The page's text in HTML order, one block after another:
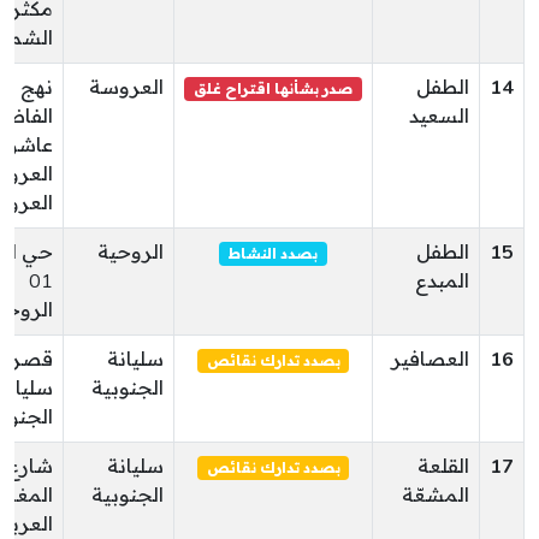
مكثر
14
الطفل
السعيد
صدر بشأنها اقتراح غلق العروسة
نهج
15
الطفل
المبدع
بصدد النشاط الروحية
حي
01
16
العصافير بصدد تدارك نقائص
سليانة
الجنوبية
قصر
17
القلعة
المشعّة
بصدد تدارك نقائص
سليانة
الجنوبية
شارع